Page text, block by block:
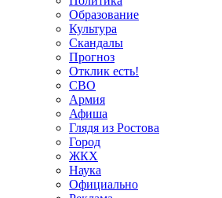
Образование
Культура
Скандалы
Прогноз
Отклик есть!
СВО
Армия
Афиша
Глядя из Ростова
Город
ЖКХ
Наука
Официально